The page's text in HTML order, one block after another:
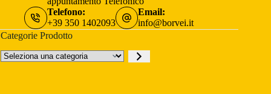
Telefono:
+39 350 1402093
Email:
info@borvei.it
Categorie Prodotto
Seleziona
una